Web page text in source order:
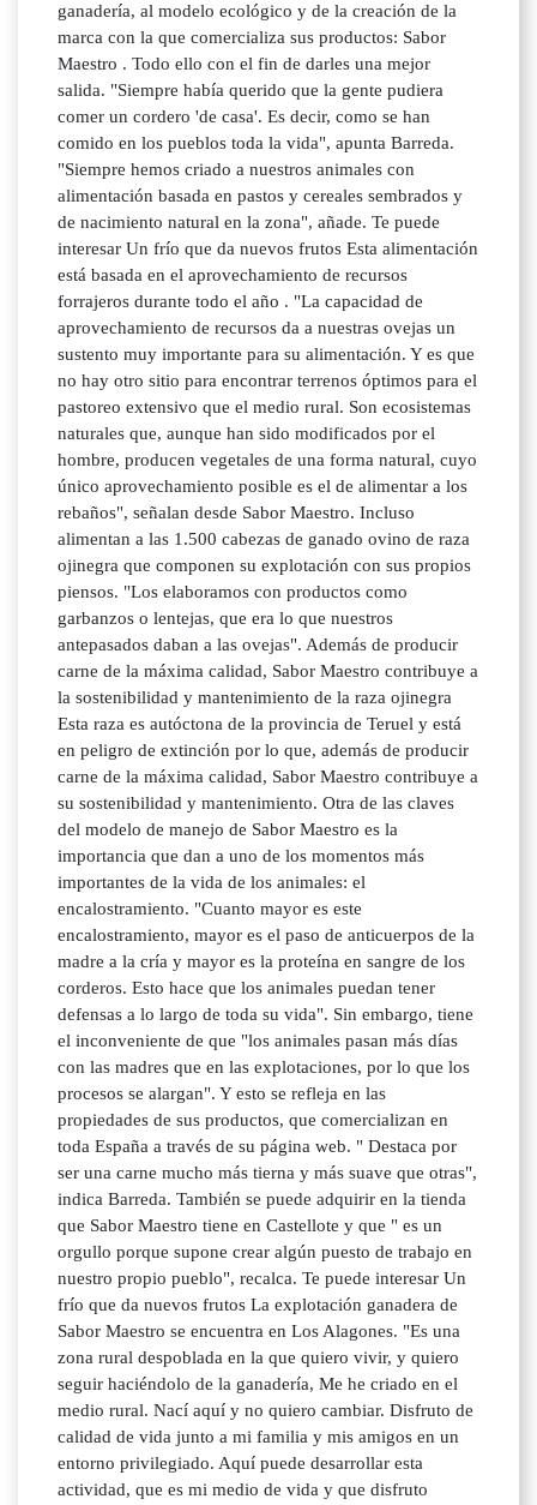
ganadería, al modelo ecológico y de la creación de la
marca con la que comercializa sus productos: Sabor
Maestro . Todo ello con el fin de darles una mejor
salida. "Siempre había querido que la gente pudiera
comer un cordero 'de casa'. Es decir, como se han
comido en los pueblos toda la vida", apunta Barreda.
"Siempre hemos criado a nuestros animales con
alimentación basada en pastos y cereales sembrados y
de nacimiento natural en la zona", añade. Te puede
interesar Un frío que da nuevos frutos Esta alimentación
está basada en el aprovechamiento de recursos
forrajeros durante todo el año . "La capacidad de
aprovechamiento de recursos da a nuestras ovejas un
sustento muy importante para su alimentación. Y es que
no hay otro sitio para encontrar terrenos óptimos para el
pastoreo extensivo que el medio rural. Son ecosistemas
naturales que, aunque han sido modificados por el
hombre, producen vegetales de una forma natural, cuyo
único aprovechamiento posible es el de alimentar a los
rebaños", señalan desde Sabor Maestro. Incluso
alimentan a las 1.500 cabezas de ganado ovino de raza
ojinegra que componen su explotación con sus propios
piensos. "Los elaboramos con productos como
garbanzos o lentejas, que era lo que nuestros
antepasados daban a las ovejas". Además de producir
carne de la máxima calidad, Sabor Maestro contribuye a
la sostenibilidad y mantenimiento de la raza ojinegra
Esta raza es autóctona de la provincia de Teruel y está
en peligro de extinción por lo que, además de producir
carne de la máxima calidad, Sabor Maestro contribuye a
su sostenibilidad y mantenimiento. Otra de las claves
del modelo de manejo de Sabor Maestro es la
importancia que dan a uno de los momentos más
importantes de la vida de los animales: el
encalostramiento. "Cuanto mayor es este
encalostramiento, mayor es el paso de anticuerpos de la
madre a la cría y mayor es la proteína en sangre de los
corderos. Esto hace que los animales puedan tener
defensas a lo largo de toda su vida". Sin embargo, tiene
el inconveniente de que "los animales pasan más días
con las madres que en las explotaciones, por lo que los
procesos se alargan". Y esto se refleja en las
propiedades de sus productos, que comercializan en
toda España a través de su página web. " Destaca por
ser una carne mucho más tierna y más suave que otras",
indica Barreda. También se puede adquirir en la tienda
que Sabor Maestro tiene en Castellote y que " es un
orgullo porque supone crear algún puesto de trabajo en
nuestro propio pueblo", recalca. Te puede interesar Un
frío que da nuevos frutos La explotación ganadera de
Sabor Maestro se encuentra en Los Alagones. "Es una
zona rural despoblada en la que quiero vivir, y quiero
seguir haciéndolo de la ganadería, Me he criado en el
medio rural. Nací aquí y no quiero cambiar. Disfruto de
calidad de vida junto a mi familia y mis amigos en un
entorno privilegiado. Aquí puede desarrollar esta
actividad, que es mi medio de vida y que disfruto